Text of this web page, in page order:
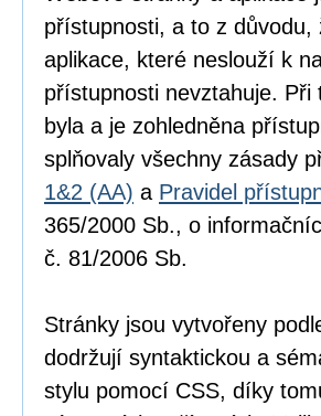
přístupnosti, a to z
aplikace, které neslouží k
přístupnosti nevztahuje.
byla a je zohledněna
splňovaly všechny zásady
1&2 (AA) a Pravidel
365/2000 Sb., o
č. 81/2006 Sb.
Stránky jsou vytvořeny
dodržují syntaktickou a
stylu pomocí CSS, díky